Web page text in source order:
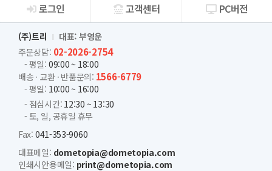
회사소개
로그인 고객센터 PC버전
(주)트리
대표: 부영운
주문상담: 02-2026-2754
- 평일: 09:00 ~ 18:00
배송 · 교환 · 반품문의: 1566-6779
- 평일: 10:00 ~ 16:00
- 점심시간: 12:30 ~ 13:30
- 토, 일, 공휴일 휴무
Fax: 041-353-9060
대표메일: dometopia@dometopia.com
인쇄시안용메일: print@dometopia.com